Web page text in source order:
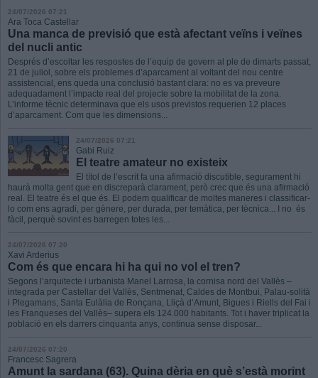
24/07/2026 07:21
Ara Toca Castellar
Una manca de previsió que està afectant veïns i veïnes
del nucli antic
Després d’escoltar les respostes de l’equip de govern al ple de dimarts passat,
21 de juliol, sobre els problemes d’aparcament al voltant del nou centre
assistencial, ens queda una conclusió bastant clara: no es va preveure
adequadament l’impacte real del projecte sobre la mobilitat de la zona.
L’informe tècnic determinava que els usos previstos requerien 12 places
d’aparcament. Com que les dimensions...
24/07/2026 07:21
Gabi Ruiz
El teatre amateur no existeix
El títol de l’escrit fa una afirmació discutible, segurament hi
haurà molta gent que en discreparà clarament, però crec que és una afirmació
real. El teatre és el que és. El podem qualificar de moltes maneres i classificar-
lo com ens agradi, per gènere, per durada, per temàtica, per tècnica... I no és
fàcil, perquè sovint es barregen totes les...
24/07/2026 07:20
Xavi Arderius
Com és que encara hi ha qui no vol el tren?
Segons l’arquitecte i urbanista Manel Larrosa, la cornisa nord del Vallès –
integrada per Castellar del Vallès, Sentmenat, Caldes de Montbui, Palau-solità
i Plegamans, Santa Eulàlia de Ronçana, Lliçà d’Amunt, Bigues i Riells del Fai i
les Franqueses del Vallès– supera els 124.000 habitants. Tot i haver triplicat la
població en els darrers cinquanta anys, continua sense disposar...
24/07/2026 07:20
Francesc Sagrera
Amunt la sardana (63). Quina dèria en què s’està morint